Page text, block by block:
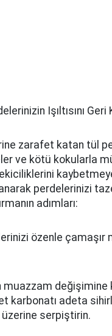
Işıltısını Geri
zarafet katan tül
ve kötü kokularla
perdelerinizi
adımları:
özenle çamaşır
muazzam değişimine
karbonatı adeta
serpiştirin.